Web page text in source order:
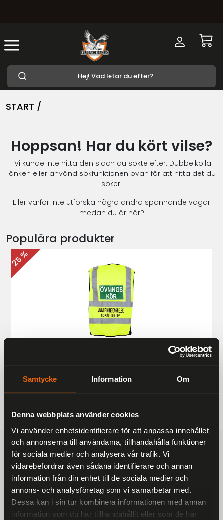
Samtycke Information Om
Denna webbplats använder cookies
Vi använder enhetsidentifierare för att anpassa innehållet
och annonserna till användarna, tillhandahålla funktioner
för sociala medier och analysera vår trafik. Vi
vidarebefordrar även sådana identifierare och annan
information från din enhet till de sociala medier och
annons- och analysföretag som vi samarbetar med.
Dessa kan i sin tur kombinera informationen med annan
information som du har tillhandahållit eller som de har
START /
Hoppsan! Har du kört vilse?
Vi kunde inte hitta den sidan du sökte efter. Dubbelkolla
länken eller använd sökfunktionen ovan för att hitta det du
söker.
Eller varför inte utforska några andra spännande vägar
medan du är här?
Populära produkter
25 %
187 kr
249 kr
FRAKTFRITT
På alla ordrar över 2000 kr
1-3 DAGAR LEVERANS
Inom Sverige med DHL
SÄKRA BETALNINGAR
Betalkort, Klarna eller Swish